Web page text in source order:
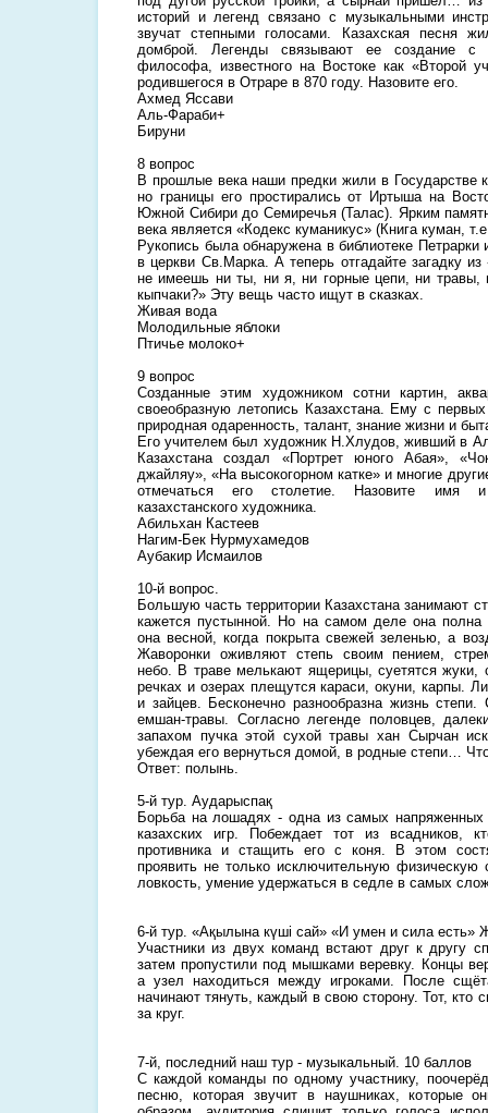
историй и легенд связано с музыкальными
звучат степными голосами. Казахская песня
домброй. Легенды связывают ее создание с
философа, известного на Востоке как «Второй
родившегося в Отраре в 870 году. Назовите его.
Ахмед Яссави
Аль-Фараби+
Бируни
8 вопрос
В прошлые века наши предки жили в Государстве
но границы его простирались от Иртыша на
Южной Сибири до Семиречья (Талас). Ярким
века является «Кодекс куманикус» (Книга куман,
Рукопись была обнаружена в библиотеке Петрарки
в церкви Св.Марка. А теперь отгадайте загадку
не имеешь ни ты, ни я, ни горные цепи, ни
кыпчаки?» Эту вещь часто ищут в сказках.
Живая вода
Молодильные яблоки
Птичье молоко+
9 вопрос
Созданные этим художником сотни картин,
своеобразную летопись Казахстана. Ему с
природная одаренность, талант, знание жизни и
Его учителем был художник Н.Хлудов, живший в
Казахстана создал «Портрет юного Абая»,
джайляу», «На высокогорном катке» и многие
отмечаться его столетие. Назовите имя
казахстанского художника.
Абильхан Кастеев
Нагим-Бек Нурмухамедов
Аубакир Исмаилов
10-й вопрос.
Большую часть территории Казахстана занимают
кажется пустынной. Но на самом деле она
она весной, когда покрыта свежей зеленью, а
Жаворонки оживляют степь своим пением,
небо. В траве мелькают ящерицы, суетятся жуки,
речках и озерах плещутся караси, окуни, карпы.
и зайцев. Бесконечно разнообразна жизнь
емшан-травы. Согласно легенде половцев,
запахом пучка этой сухой травы хан Сырчан
убеждая его вернуться домой, в родные степи…
Ответ: полынь.
5-й тур. Аударыспақ
Борьба на лошадях - одна из самых
казахских игр. Побеждает тот из всадников,
противника и стащить его с коня. В этом
проявить не только исключительную
ловкость, умение удержаться в седле в самых
6-й тур. «Ақылына күші сай» «И умен и сила есть»
Участники из двух команд встают друг к другу
затем пропустили под мышками веревку. Концы
а узел находиться между игроками. После
начинают тянуть, каждый в свою сторону. Тот, кто
за круг.
7-й, последний наш тур - музыкальный. 10 баллов
С каждой команды по одному участнику,
песню, которая звучит в наушниках, которые